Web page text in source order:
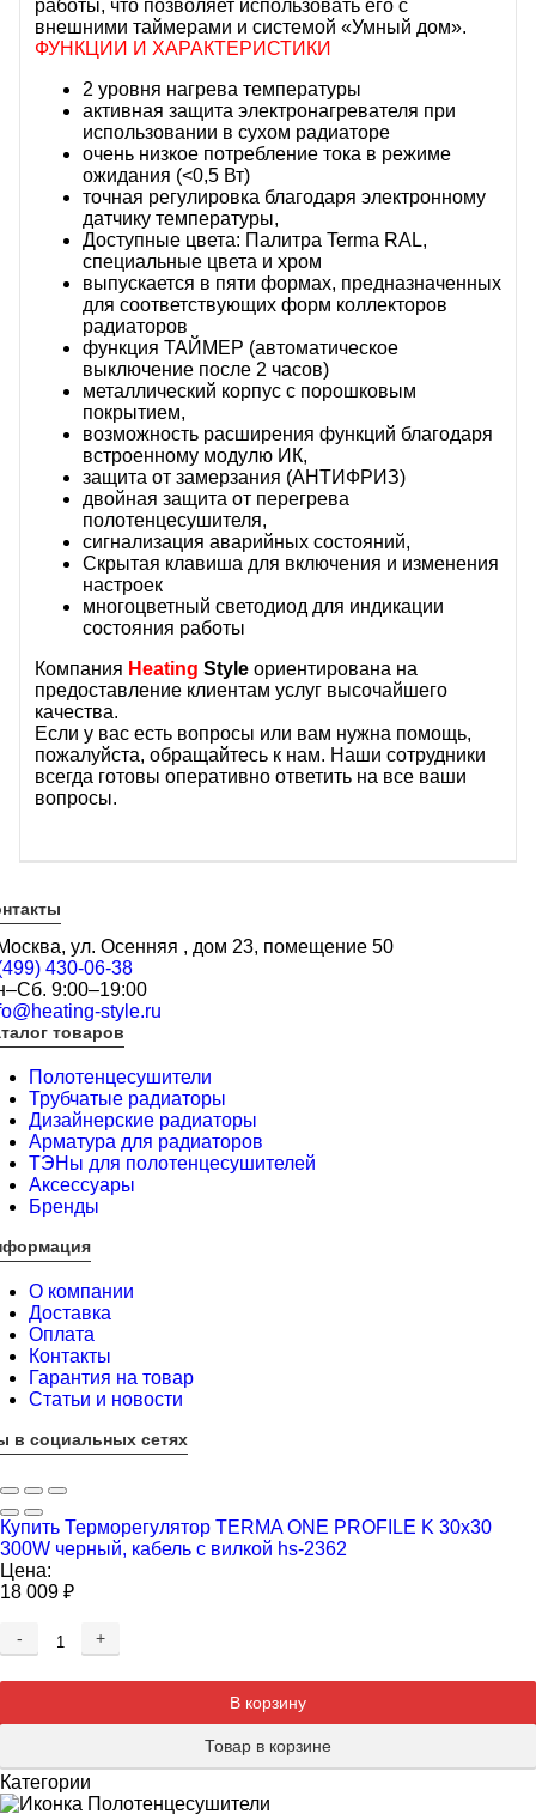
работы, что позволяет использовать его с
внешними таймерами и системой «Умный дом».
ФУНКЦИИ И ХАРАКТЕРИСТИКИ
2 уровня нагрева температуры
активная защита электронагревателя при
использовании в сухом радиаторе
очень низкое потребление тока в режиме
ожидания (<0,5 Вт)
точная регулировка благодаря электронному
датчику температуры,
Доступные цвета: Палитра Terma RAL,
специальные цвета и хром
выпускается в пяти формах, предназначенных
для соответствующих форм коллекторов
радиаторов
функция ТАЙМЕР (автоматическое
выключение после 2 часов)
металлический корпус с порошковым
покрытием,
возможность расширения функций благодаря
встроенному модулю ИК,
защита от замерзания (АНТИФРИЗ)
двойная защита от перегрева
полотенцесушителя,
сигнализация аварийных состояний,
Скрытая клавиша для включения и изменения
настроек
многоцветный светодиод для индикации
состояния работы
Компания Heating Style ориентирована на
предоставление клиентам услуг высочайшего
качества.
Если у вас есть вопросы или вам нужна помощь,
пожалуйста, обращайтесь к нам. Наши сотрудники
всегда готовы оперативно ответить на все ваши
вопросы.
ул. Осенняя , дом 23, помещение 50
430-06-38
9:00–19:00
style.ru
товаров
Полотенцесушители
Трубчатые радиаторы
Дизайнерские радиаторы
Арматура для радиаторов
ТЭНы для полотенцесушителей
Аксессуары
Бренды
О компании
Доставка
Оплата
Контакты
Гарантия на товар
Статьи и новости
в социальных сетях
Купить Терморегулятор TERMA ONE PROFILE K 30x30
300W черный, кабель с вилкой hs-2362
Цена:
18 009 ₽
-
+
В корзину
Товар в корзине
Категории